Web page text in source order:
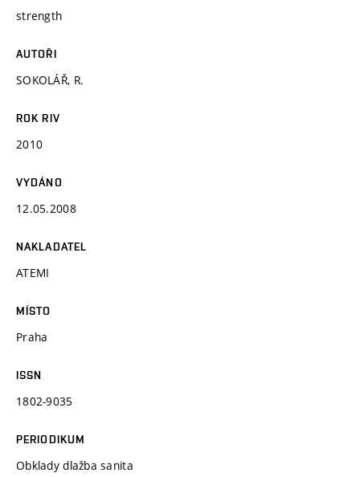
strength
AUTOŘI
SOKOLÁŘ, R.
ROK RIV
2010
VYDÁNO
12.05.2008
NAKLADATEL
ATEMI
MÍSTO
Praha
ISSN
1802-9035
PERIODIKUM
Obklady dlažba sanita